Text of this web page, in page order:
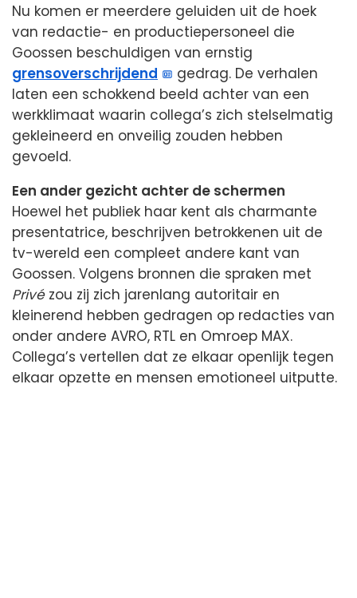
Nu komen er meerdere geluiden uit de hoek
van redactie- en productiepersoneel die
Goossen beschuldigen van ernstig
grensoverschrijdend
gedrag. De verhalen
laten een schokkend beeld achter van een
werkklimaat waarin collega’s zich stelselmatig
gekleineerd en onveilig zouden hebben
gevoeld.
Een ander gezicht achter de schermen
Hoewel het publiek haar kent als charmante
presentatrice, beschrijven betrokkenen uit de
tv-wereld een compleet andere kant van
Goossen. Volgens bronnen die spraken met
Privézou zij zich jarenlang autoritair en
kleinerend hebben gedragen op redacties van
onder andere AVRO, RTL en Omroep MAX.
Collega’s vertellen dat ze elkaar openlijk tegen
elkaar opzette en mensen emotioneel uitputte.